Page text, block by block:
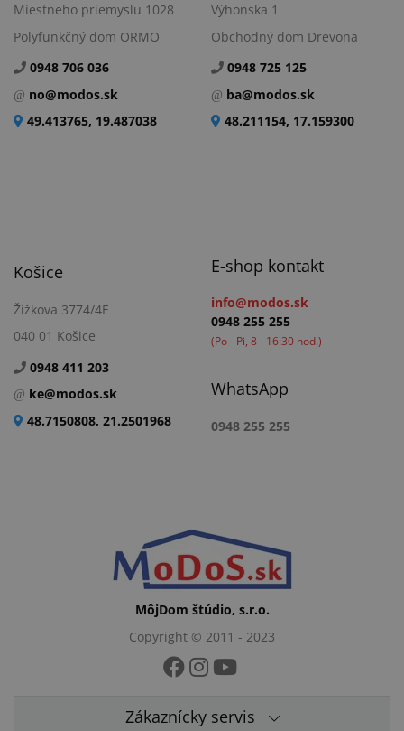
Miestneho priemyslu 1028
Polyfunkčný dom ORMO
0948 706 036
no@modos.sk
49.413765, 19.487038
Výhonska 1
Obchodný dom Drevona
0948 725 125
ba@modos.sk
48.211154, 17.159300
Košice
Žižkova 3774/4E
040 01 Košice
0948 411 203
ke@modos.sk
48.7150808, 21.2501968
E-shop kontakt
info@modos.sk
0948 255 255
(Po - Pi, 8 - 16:30 hod.)
WhatsApp
0948 255 255
MôjDom štúdio, s.r.o.
Copyright © 2011 - 2023
Zákaznícky servis